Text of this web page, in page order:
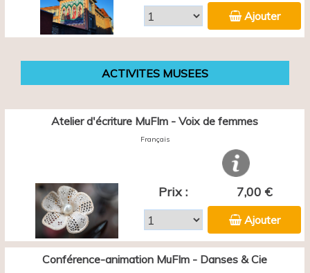
Ajouter
ACTIVITES MUSEES
Atelier d'écriture MuFIm - Voix de femmes
Français
Prix : 7,00 €
Ajouter
Conférence-animation MuFIm - Danses & Cie